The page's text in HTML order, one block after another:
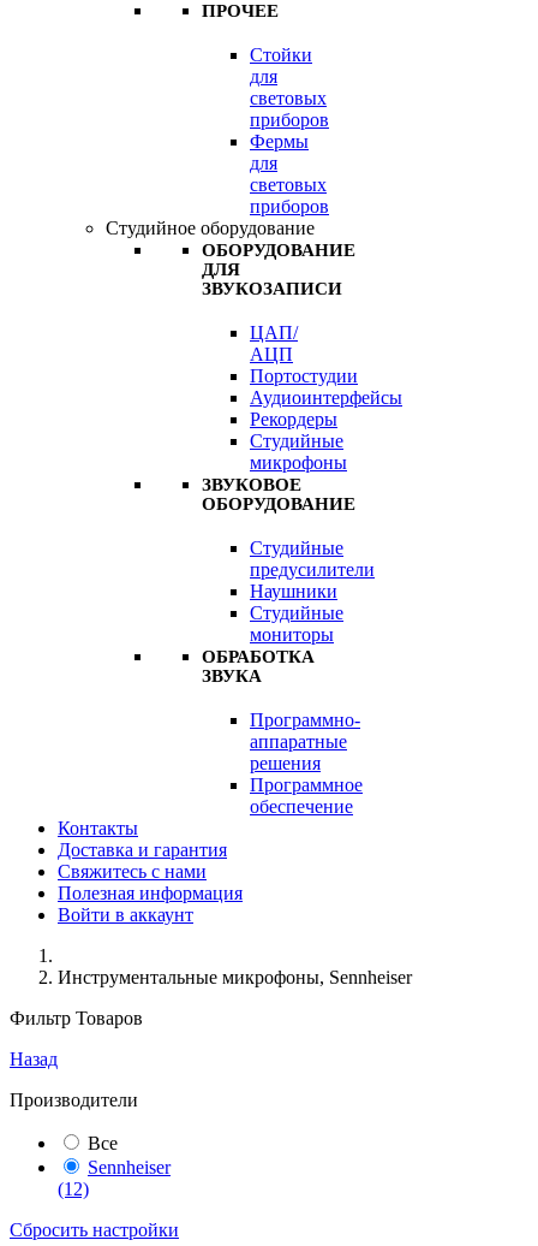
ПРОЧЕЕ
Стойки
для
световых
приборов
Фермы
для
световых
приборов
Студийное оборудование
ОБОРУДОВАНИЕ
ДЛЯ
ЗВУКОЗАПИСИ
ЦАП/
АЦП
Портостудии
Аудиоинтерфейсы
Рекордеры
Студийные
микрофоны
ЗВУКОВОЕ
ОБОРУДОВАНИЕ
Студийные
предусилители
Наушники
Студийные
мониторы
ОБРАБОТКА
ЗВУКА
Программно-
аппаратные
решения
Программное
обеспечение
Контакты
Доставка и гарантия
Свяжитесь с нами
Полезная информация
Войти в аккаунт
Инструментальные микрофоны, Sennheiser
Фильтр Товаров
Назад
Производители
Все
Sennheiser
(12)
Сбросить настройки